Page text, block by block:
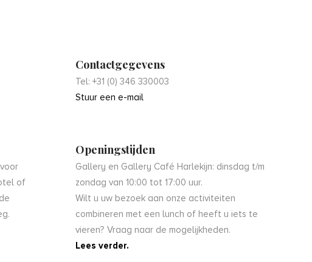
of
Contactgegevens
Tel: +31 (0) 346 330003
Stuur een e-mail
Openingstijden
Gallery en Gallery Café Harlekijn: dinsdag t/m
zondag van 10:00 tot 17:00 uur.
Wilt u uw bezoek aan onze activiteiten
combineren met een lunch of heeft u iets te
vieren? Vraag naar de mogelijkheden.
Lees verder.